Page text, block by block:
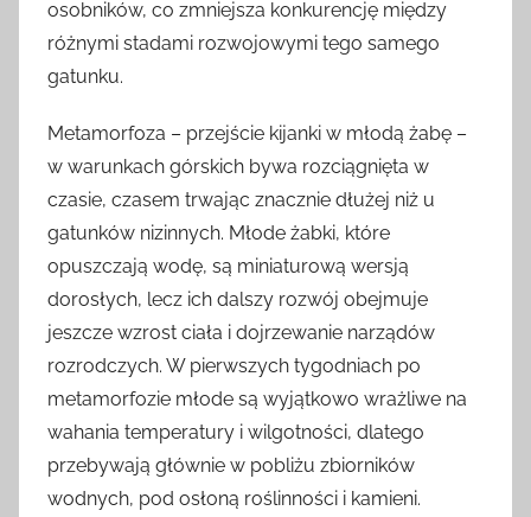
osobników, co zmniejsza konkurencję między
różnymi stadami rozwojowymi tego samego
gatunku.
Metamorfoza – przejście kijanki w młodą żabę –
w warunkach górskich bywa rozciągnięta w
czasie, czasem trwając znacznie dłużej niż u
gatunków nizinnych. Młode żabki, które
opuszczają wodę, są miniaturową wersją
dorosłych, lecz ich dalszy rozwój obejmuje
jeszcze wzrost ciała i dojrzewanie narządów
rozrodczych. W pierwszych tygodniach po
metamorfozie młode są wyjątkowo wrażliwe na
wahania temperatury i wilgotności, dlatego
przebywają głównie w pobliżu zbiorników
wodnych, pod osłoną roślinności i kamieni.